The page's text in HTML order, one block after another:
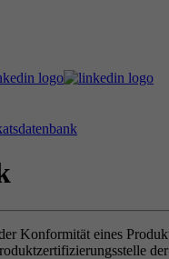
Konformität eines